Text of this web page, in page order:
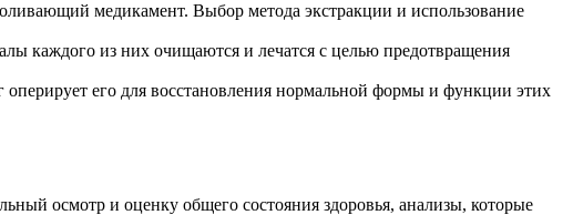
медикамент. Выбор метода экстракции и использование
каждого из них очищаются и лечатся с целью предотвращения
его для восстановления нормальной формы и функции этих
осмотр и оценку общего состояния здоровья, анализы, которые